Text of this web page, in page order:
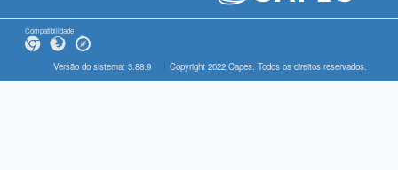
Compatibilidade
Versão do sistema: 3.88.9 Copyright 2022 Capes. Todos os direitos reservados.